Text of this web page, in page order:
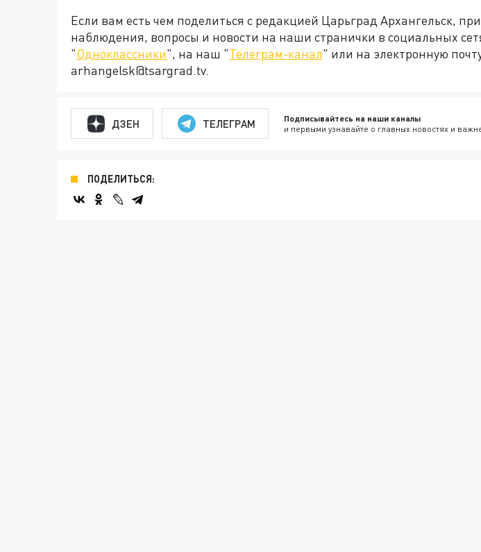
Если вам есть чем поделиться с редакцией Царьград Архангельск,
наблюдения, вопросы и новости на наши странички в социальных
"Одноклассники", на наш "Телеграм-канал" или на электронную
arhangelsk@tsargrad.tv.
ДЗЕН ТЕЛЕГРАМ Подписывайтесь на наши каналы
и первыми узнавайте о главных новостях и
ПОДЕЛИТЬСЯ: